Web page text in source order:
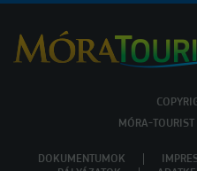
MÓRA-
DOKUMENTUMOK